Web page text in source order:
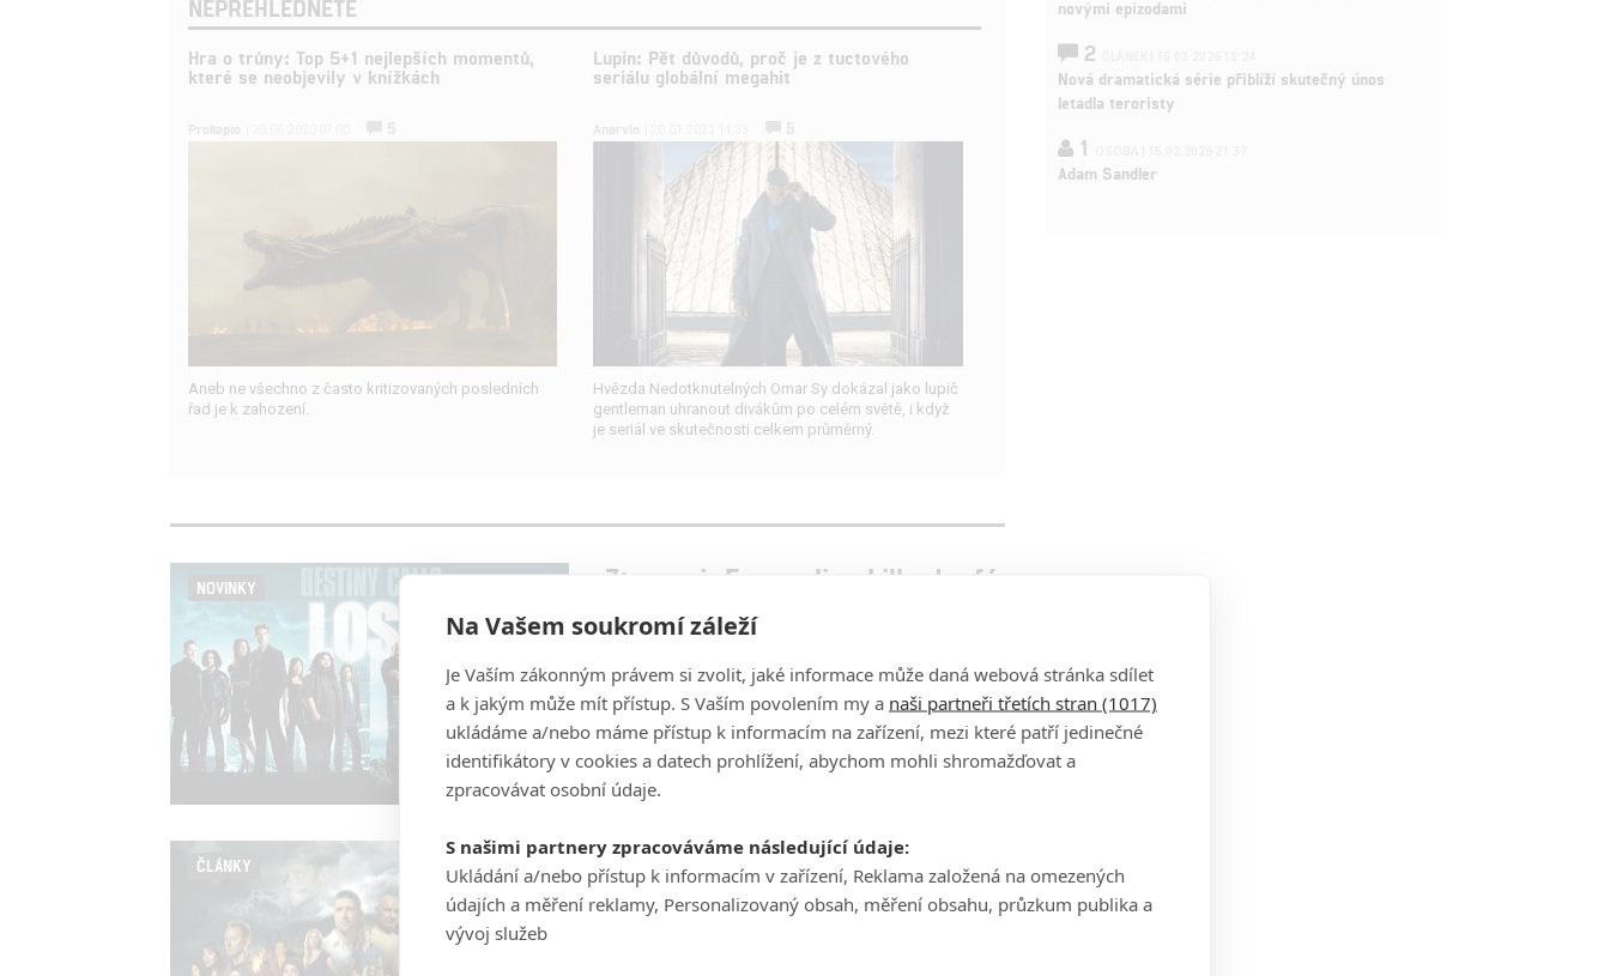
NEPŘEHLÉDNĚTE
Hra o trůny: Top 5+1 nejlepších momentů,
které se neobjevily v knížkách
Aneb ne všechno z často kritizovaných posledních
řad je k zahození.
Lupin: Pět důvodů, proč je z tuctového
seriálu globální megahit
Hvězda Nedotknutelných Omar Sy dokázal jako lupič
gentleman uhranout divákům po celém světě, i když
je seriál ve skutečnosti celkem průměrný.
NOVINKY
Ztraceni: Evengeline Lilly doufá,
že se nedočkáme rebootu
Sympatická herečka by rozhodně nebyla nadšená z
oživení seriálu.
ČLÁNKY
Ztraceni: Stanice ABC otevírá
dveře rebootu
novými epizodami
2
Nová dramatická série přiblíží skutečný únos
letadla teroristy
1
Adam Sandler
Na Vašem soukromí záleží
Je Vaším zákonným právem si zvolit, jaké informace může daná webová stránka sdílet
a k jakým může mít přístup. S Vaším povolením my a naši partneři třetích stran (1017)
ukládáme a/nebo máme přístup k informacím na zařízení, mezi které patří jedinečné
identifikátory v cookies a datech prohlížení, abychom mohli shromažďovat a
zpracovávat osobní údaje.
S našimi partnery zpracováváme následující údaje:
Ukládání a/nebo přístup k informacím v zařízení, Reklama založená na omezených
údajích a měření reklamy, Personalizovaný obsah, měření obsahu, průzkum publika a
vývoj služeb